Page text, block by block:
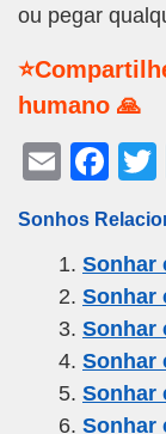
ou pegar
humano 🙏
E
ail
F
c
e
b
o
o
Sonhos
Sonhar
Sonhar
Sonhar
Sonhar
Sonhar
Sonhar